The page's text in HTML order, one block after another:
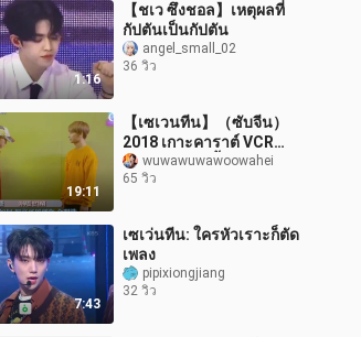
1:16
【ชเว ซึงชอล】เหตุผลที่
กัปตันเป็นกัปตัน
angel_small_02
36 วิว
19:11
【เซเวนทีน】（ซับจีน）
2018 เกาะคาราต์ VCR
สคิทช์ (ละครสั้น)
wuwawuwawoowahei
65 วิว
7:43
เซเว่นทีน: ใครหัวเราะก็ตัด
เพลง
pipixiongjiang
32 วิว